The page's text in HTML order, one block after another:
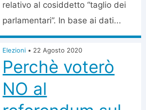
relativo al cosiddetto “taglio dei
parlamentari”. In base ai dati...
Elezioni • 22 Agosto 2020
Perchè voterò
NO al